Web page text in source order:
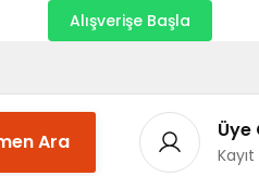
Alışverişe Başla
Ara Üye